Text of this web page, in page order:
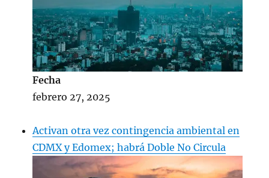
Fecha
febrero 27, 2025
Activan otra vez contingencia ambiental en
CDMX y Edomex; habrá Doble No Circula